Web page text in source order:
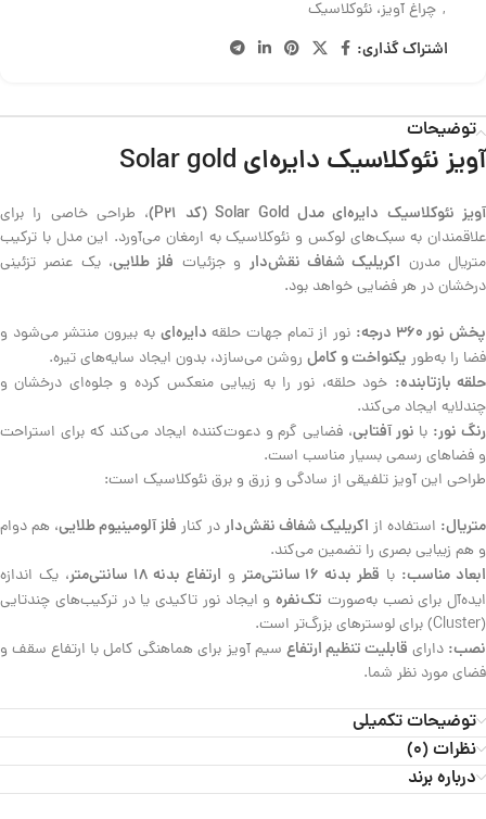
, چراغ آویز، نئوکلاسیک
اشتراک گذاری:
توضیحات
آویز نئوکلاسیک دایره‌ای Solar gold
آویز نئوکلاسیک دایره‌ای مدل Solar Gold (کد P21)
، طراحی خاصی را برای
علاقمندان به سبک‌های لوکس و نئوکلاسیک به ارمغان می‌آورد. این مدل با ترکیب
متریال مدرن اکریلیک شفاف نقش‌دار و جزئیات فلز طلایی، یک عنصر تزئینی
درخشان در هر فضایی خواهد بود.
پخش نور ۳۶۰ درجه: نور از تمام جهات حلقه دایره‌ای به بیرون منتشر می‌شود و
فضا را به‌طور یکنواخت و کامل روشن می‌سازد، بدون ایجاد سایه‌های تیره.
حلقه بازتابنده: خود حلقه، نور را به زیبایی منعکس کرده و جلوه‌ای درخشان و
چندلایه ایجاد می‌کند.
رنگ نور: با نور آفتابی، فضایی گرم و دعوت‌کننده ایجاد می‌کند که برای استراحت
و فضاهای رسمی بسیار مناسب است.
طراحی این آویز تلفیقی از سادگی و زرق و برق نئوکلاسیک است:
متریال: استفاده از اکریلیک شفاف نقش‌داردر کنار فلز آلومینیوم طلایی، هم دوام
و هم زیبایی بصری را تضمین می‌کند.
ابعاد مناسب: با قطر بدنه ۱۶ سانتی‌متر و ارتفاع بدنه ۱۸ سانتی‌متر
، یک اندازه
ایده‌آل برای نصب به‌صورت تک‌نفره و ایجاد نور تاکیدی یا در ترکیب‌های چندتایی
(Cluster) برای لوستر‌های بزرگ‌تر است.
نصب: دارای قابلیت تنظیم ارتفاع سیم آویز برای هماهنگی کامل با ارتفاع سقف و
فضای مورد نظر شما.
توضیحات تکمیلی
نظرات (0)
درباره برند